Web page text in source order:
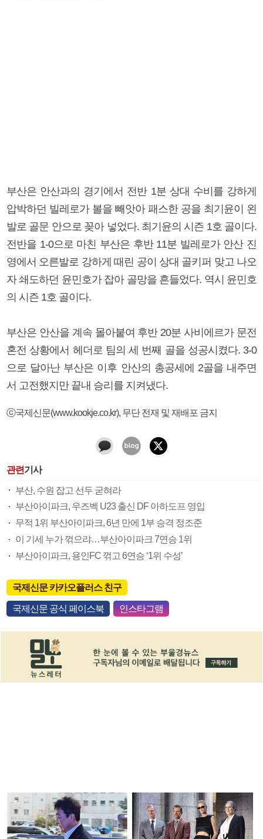
부산은 안산과의 경기에서 전반 1분 상대 수비를 강하게
압박하던 빌레로가 볼을 빼앗아 패스한 공을 최기윤이 왼
발로 골문 안으로 꽂아 넣었다. 최기윤의 시즌 1호 골이다.
전반을 1-0으로 마친 부산은 후반 11분 빌레로가 안산 진
영에서 오른발로 강하게 때린 공이 상대 골키퍼 맞고 나오
자 쇄도하던 윤민호가 잡아 골망을 흔들었다. 역시 윤민호
의 시즌 1호 골이다.
부산은 안산을 계속 몰아붙여 후반 20분 사비에르가 문전
혼전 상황에서 헤더로 팀의 세 번째 골을 성공시켰다. 3-0
으로 달아난 부산은 이후 안산의 총공세에 2골을 내주면
서 고전했지만 끝내 승리를 지켜냈다.
ⓒ국제신문(www.kookje.co.kr), 무단 전재 및 재배포 금지
관련기사
부산, 수원 잡고 선두 굳혀라
부산아이파크, 우즈벡 U23 출신 DF 아하도프 영입
무적 1위 부산아이파크, 6년 만에 1부 승격 정조준
이 기세 누가 꺾으랴…부산아이파크 7연승 1위
부산아이파크, 용인FC 꺾고 6연승 ‘1위 수성’
국제신문 카카오플러스 친구
국제신문 공식 페이스북 인스타그램